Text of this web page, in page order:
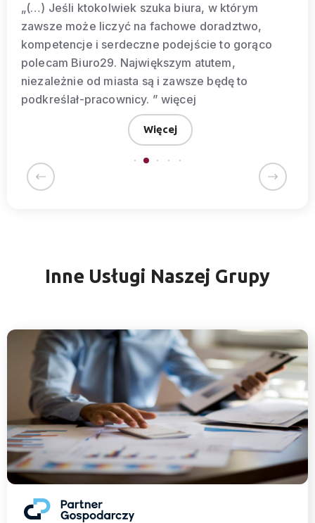
„Jesteśmy bardzo zadowoleni z
Pracownicy firmy dokładają wszelkich
usługi przez nich oferowane
należycie. Na bieżąco informują o
do firmy korespondencji. Profesjonalna
obsługa.” więcej
Więcej
Inne Usługi Naszej Grupy